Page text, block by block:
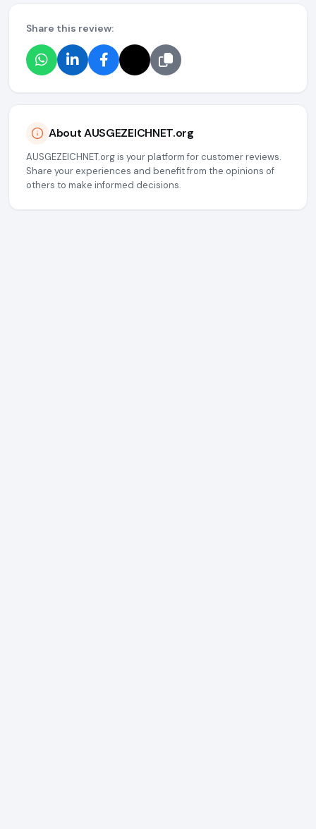
Share this review:
About AUSGEZEICHNET.org
AUSGEZEICHNET.org is your platform for customer reviews.
Share your experiences and benefit from the opinions of
others to make informed decisions.